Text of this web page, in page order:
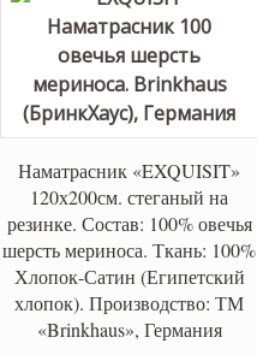
Наматрасник «EXQUISIT»
120х200см. стеганый на
резинке. Состав: 100% овечья
шерсть мериноса. Ткань: 100%
Хлопок-Сатин (Египетский
хлопок). Производство: ТМ
«Brinkhaus», Германия